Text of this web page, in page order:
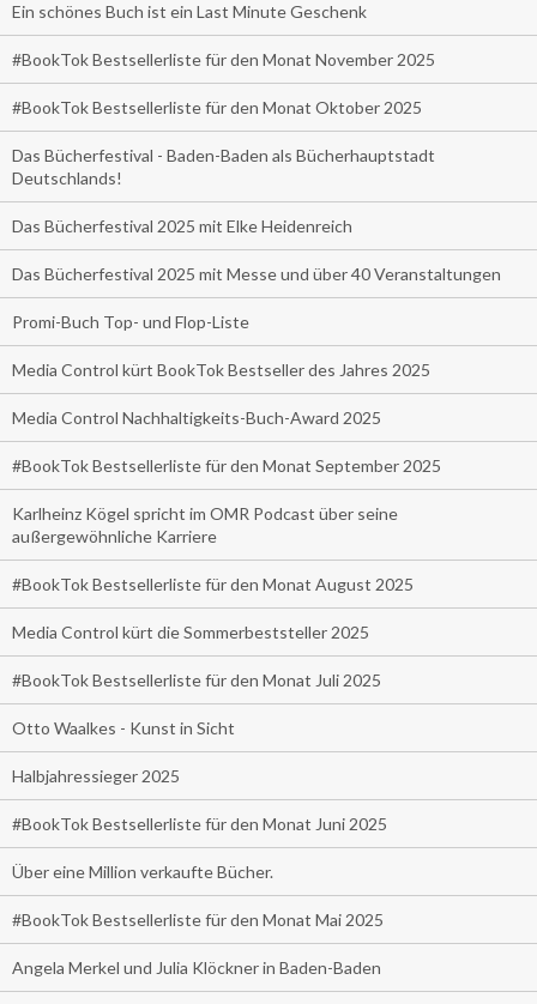
Ein schönes Buch ist ein Last Minute Geschenk
#BookTok Bestsellerliste für den Monat November 2025
#BookTok Bestsellerliste für den Monat Oktober 2025
Das Bücherfestival - Baden-Baden als Bücherhauptstadt
Deutschlands!
Das Bücherfestival 2025 mit Elke Heidenreich
Das Bücherfestival 2025 mit Messe und über 40 Veranstaltungen
Promi-Buch Top- und Flop-Liste
Media Control kürt BookTok Bestseller des Jahres 2025
Media Control Nachhaltigkeits-Buch-Award 2025
#BookTok Bestsellerliste für den Monat September 2025
Karlheinz Kögel spricht im OMR Podcast über seine
außergewöhnliche Karriere
#BookTok Bestsellerliste für den Monat August 2025
Media Control kürt die Sommerbeststeller 2025
#BookTok Bestsellerliste für den Monat Juli 2025
Otto Waalkes - Kunst in Sicht
Halbjahressieger 2025
#BookTok Bestsellerliste für den Monat Juni 2025
Über eine Million verkaufte Bücher.
#BookTok Bestsellerliste für den Monat Mai 2025
Angela Merkel und Julia Klöckner in Baden-Baden